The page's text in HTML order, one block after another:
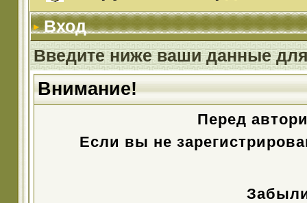
Вход
Введите ниже ваши данные
Внимание!
Перед
Если вы не